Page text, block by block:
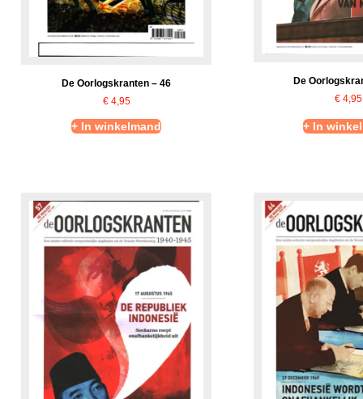
De Oorlogskranten – 46
€4,95
+ In winkelmand
De
€4,95
+ In